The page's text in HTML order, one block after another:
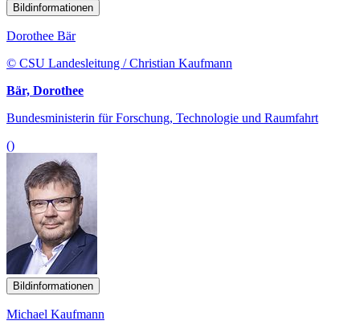
Bildinformationen
Dorothee Bär
© CSU Landesleitung / Christian Kaufmann
Bär, Dorothee
Bundesministerin für Forschung, Technologie und Raumfahrt
()
Bildinformationen
Michael Kaufmann